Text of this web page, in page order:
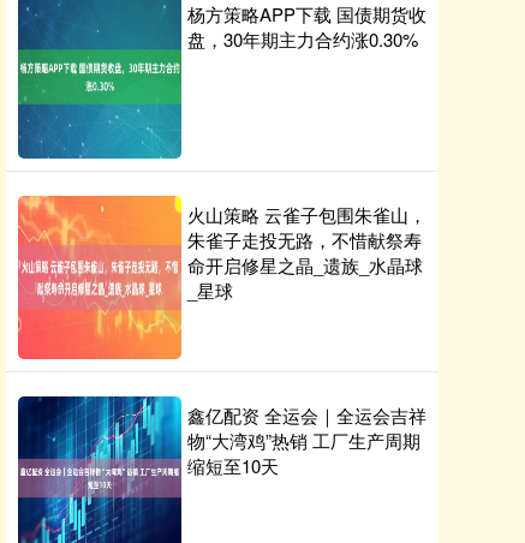
杨方策略APP下载 国债期货收
盘，30年期主力合约涨0.30%
火山策略 云雀子包围朱雀山，
朱雀子走投无路，不惜献祭寿
命开启修星之晶_遗族_水晶球
_星球
鑫亿配资 全运会｜全运会吉祥
物“大湾鸡”热销 工厂生产周期
缩短至10天